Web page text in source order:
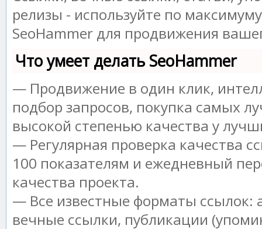
релизы - используйте по
SeoHammer для продвижения
Что умеет делать SeoHammer
— Продвижение в один клик,
подбор запросов, покупка самых
высокой степенью качества у
— Регулярная проверка качества
100 показателям и ежедневный
качества проекта.
— Все известные форматы ссылок:
вечные ссылки, публикации